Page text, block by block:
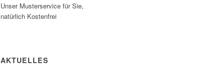
Unser Musterservice für Sie,
natürlich Kostenfrei
AKTUELLES